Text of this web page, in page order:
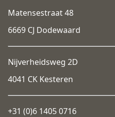
Matensestraat 48
6669 CJ Dodewaard
Nijverheidsweg 2D
4041 CK Kesteren
+31 (0)6 1405 0716